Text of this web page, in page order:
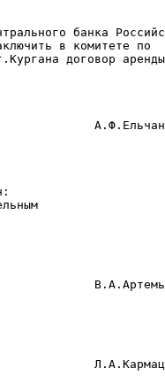
банка
в комитете по
договор